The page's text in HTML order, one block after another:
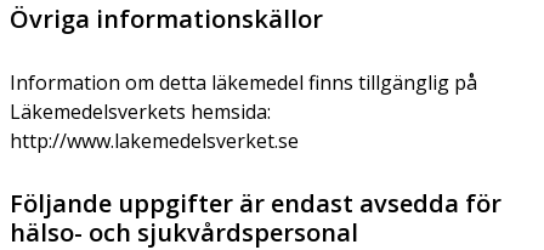
Övriga informationskällor
Information om detta läkemedel finns tillgänglig på
Läkemedelsverkets hemsida:
http://www.lakemedelsverket.se
Följande uppgifter är endast avsedda för
hälso- och sjukvårdspersonal